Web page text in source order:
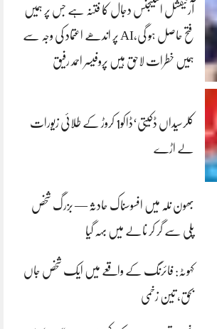
آرٹیفشل انٹلیجنس دجال کا فتنہ ہے جس پر ہمیں
فتح حاصل ہو گی،AI پر اندھے اعتماد کی وجہ سے
ہمیں خطرات لاحق ہیں پروفیسر احمد رفیق
کلرسیداں ڈکیتی‘ڈاکو1 کروڑ کے طلائی زیورات
لے اڑے
بھون نلہ میں افسوسناک حادثہ — بزرگ شخص
پلی سے گر کر نالے میں بہہ گیا
کہوٹہ: فائرنگ کے واقعے میں ایک شخص جاں
بحق، تین زخمی